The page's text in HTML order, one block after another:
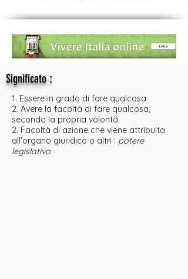
Significato:
1. Essere in grado di fare qualcosa
2. Avere la facoltà di fare qualcosa,
secondo la propria volontà
2. Facoltà di azione che viene attribuita
all'organo giuridico o altri : potere
legislativo